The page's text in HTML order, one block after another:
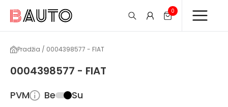
0
Pradžia / 0004398577 - FIAT
0004398577 - FIAT
PVM Be Su